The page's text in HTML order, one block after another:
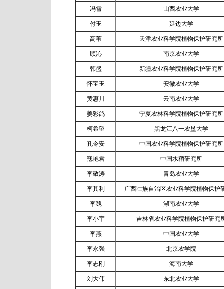
冯雪 山西农业大学
付玉 延边大学
高苇 天津农业科学院植物保护研究所
顾沁 南京农业大学
韩盛 新疆农业科学院植物保护研究所
怀宝玉 安徽农业大学
黄惠川 云南农业大学
姜彩鸽 宁夏农林科学院植物保护研究所
柯希望 黑龙江八一农垦大学
孔令安 中国农业科学院植物保护研究所
寇艳君 中国水稻研究所
李敬涛 青岛农业大学
李其利 广西壮族自治区农业科学院植物保护
李魏 湖南农业大学
李小宇 吉林省农业科学院植物保护研究
李燕 中国农业大学
李永强 北京农学院
李志刚 海南大学
刘大伟 东北农业大学